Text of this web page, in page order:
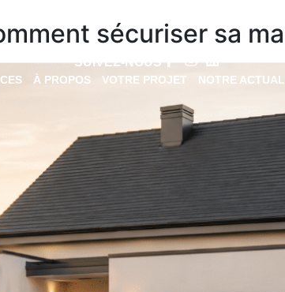
SUIVEZ-NOUS
À PROPOS VOTRE PROJET NOTRE
sécuriser sa